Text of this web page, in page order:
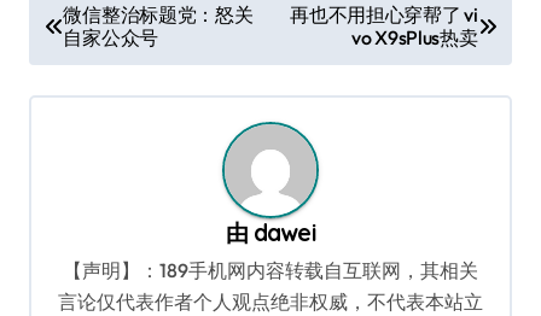
章
导
微信整治标题党：怒关
自家公众号
再也不用担心穿帮了 vi
vo X9sPlus热卖
由 dawei
【声明】：189手机网内容转载自互联网，其相关
言论仅代表作者个人观点绝非权威，不代表本站立